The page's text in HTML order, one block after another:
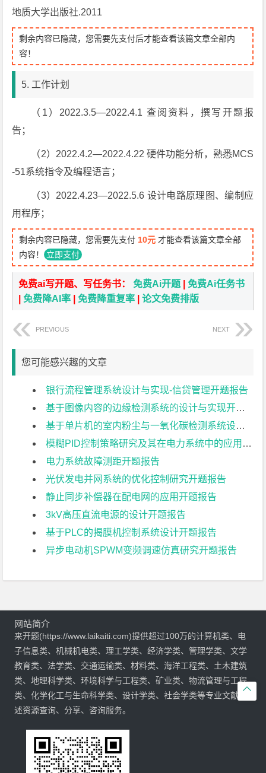
地质大学出版社.2011
剩余内容已隐藏，您需要先支付后才能查看该篇文章全部内
容！
5. 工作计划
（1）2022.3.5—2022.4.1 查阅资料，撰写开题报
告；
（2）2022.4.2—2022.4.22 硬件功能分析，熟悉MCS
-51系统指令及编程语言；
（3）2022.4.23—2022.5.6 设计电路原理图、编制应
用程序；
剩余内容已隐藏，您需要先支付 10元 才能查看该篇文章全部
内容！ 立即支付
免费ai写开题、写任务书：免费Ai开题 |免费Ai任务书
|免费降AI率 |免费降重复率 |论文免费排版
PREVIOUS NEXT
您可能感兴趣的文章
银行流程管理系统设计与实现-信贷管理开题报告
基于图像内容的边缘检测系统的设计与实现开题报告
基于单片机的室内粉尘与一氧化碳检测系统设计开题报告
模糊PID控制策略研究及其在电力系统中的应用开题报告
电力系统故障测距开题报告
光伏发电并网系统的优化控制研究开题报告
静止同步补偿器在配电网的应用开题报告
3kV高压直流电源的设计开题报告
基于PLC的揭膜机控制系统设计开题报告
异步电动机SPWM变频调速仿真研究开题报告

网站简介
来开题(https://www.laikaiti.com)提供超过100万的计算机类、电
子信息类、机械机电类、理工学类、经济学类、管理学类、文学
教育类、法学类、交通运输类、材料类、海洋工程类、土木建筑
类、地理科学类、环境科学与工程类、矿业类、物流管理与工程
类、化学化工与生命科学类、设计学类、社会学类等专业文献综
述资源查询、分享、咨询服务。